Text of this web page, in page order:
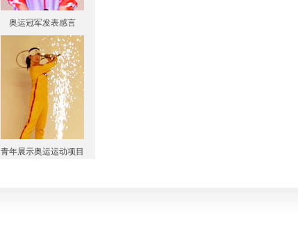
奥运冠军发表感言
青年展示奥运运动项目